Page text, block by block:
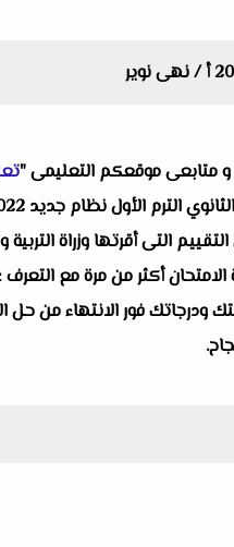
و متابعى موقعكم التعليمى "
التى أقرتها وزراة التربية
أكثر من مرة مع
ودرجاتك فور الانتهاء من